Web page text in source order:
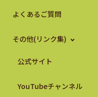
よくあるご質問
その他(リンク集)
公式サイト
YouTubeチャンネル